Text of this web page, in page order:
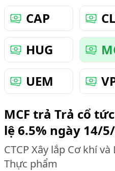
CAP
HUG
UEM
MCF trả Trả cổ
lệ 6.5% ngày 14/
CTCP Xây lắp Cơ khí
Thực phẩm